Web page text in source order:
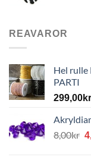
REAVAROR
Hel rulle
PARTI
299,00kr
8,00kr